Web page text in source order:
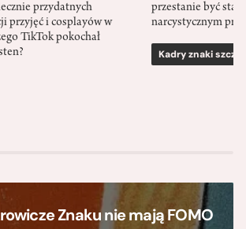
przydatnych
przyjęć i cosplayów w
TikTok pokochał
przestanie być
narcystycznym
Kadry znaki
Znaku nie mają FOMO